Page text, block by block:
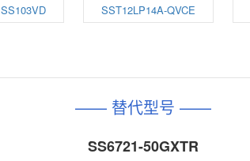
SS103VD SST12LP14A-QVCE
—— 替代型号 ——
SS6721-50GXTR